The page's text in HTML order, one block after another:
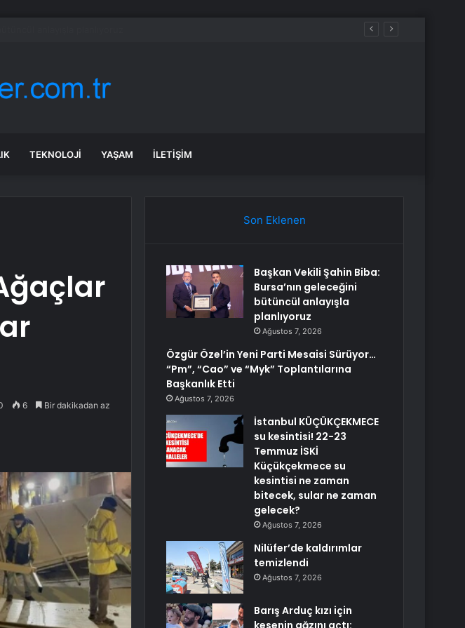
TEKNOLOJI YAŞAM İLETIŞIM
6 Bir dakikadan az
Son Eklenen
Başkan Vekili Şahin Biba:
Bursa’nın geleceğini
bütüncül anlayışla
planlıyoruz
Ağustos 7, 2026
Özgür Özel’in Yeni Parti Mesaisi Sürüyor…
“Pm”, “Cao” ve “Myk” Toplantılarına
Başkanlık Etti
Ağustos 7, 2026
İstanbul KÜÇÜKÇEKMECE
su kesintisi! 22-23
Temmuz İSKİ
Küçükçekmece su
kesintisi ne zaman
bitecek, sular ne zaman
gelecek?
Ağustos 7, 2026
Nilüfer’de kaldırımlar
temizlendi
Ağustos 7, 2026
Barış Arduç kızı için
kesenin ağzını açtı: